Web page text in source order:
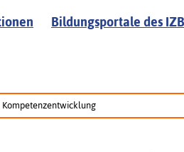
Bildungsportale des IZB